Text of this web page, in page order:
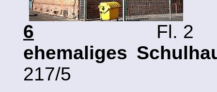
6
Fl. 2
ehemaliges
217/5